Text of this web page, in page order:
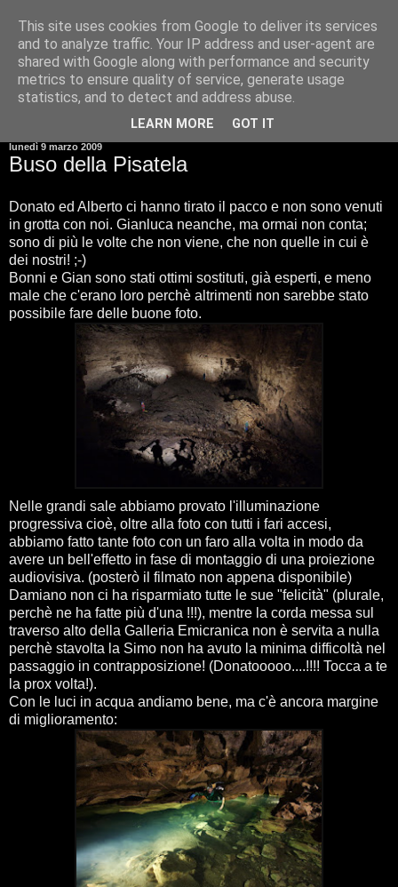
lunedì 9 marzo 2009
Buso della Pisatela
Donato ed Alberto ci hanno tirato il pacco e non sono venuti
in grotta con noi. Gianluca neanche, ma ormai non conta;
sono di più le volte che non viene, che non quelle in cui è
dei nostri! ;-)
Bonni e Gian sono stati ottimi sostituti, già esperti, e meno
male che c'erano loro perchè altrimenti non sarebbe stato
possibile fare delle buone foto.
Nelle grandi sale abbiamo provato l'illuminazione
progressiva cioè, oltre alla foto con tutti i fari accesi,
abbiamo fatto tante foto con un faro alla volta in modo da
avere un bell'effetto in fase di montaggio di una proiezione
audiovisiva. (posterò il filmato non appena disponibile)
Damiano non ci ha risparmiato tutte le sue "felicità" (plurale,
perchè ne ha fatte più d'una !!!), mentre la corda messa sul
traverso alto della Galleria Emicranica non è servita a nulla
perchè stavolta la Simo non ha avuto la minima difficoltà nel
passaggio in contrapposizione! (Donatooooo....!!!! Tocca a te
la prox volta!).
Con le luci in acqua andiamo bene, ma c'è ancora margine
di miglioramento:
This site uses cookies from Google to deliver its services
and to analyze traffic. Your IP address and user-agent are
shared with Google along with performance and security
metrics to ensure quality of service, generate usage
statistics, and to detect and address abuse.
LEARN MORE GOT IT